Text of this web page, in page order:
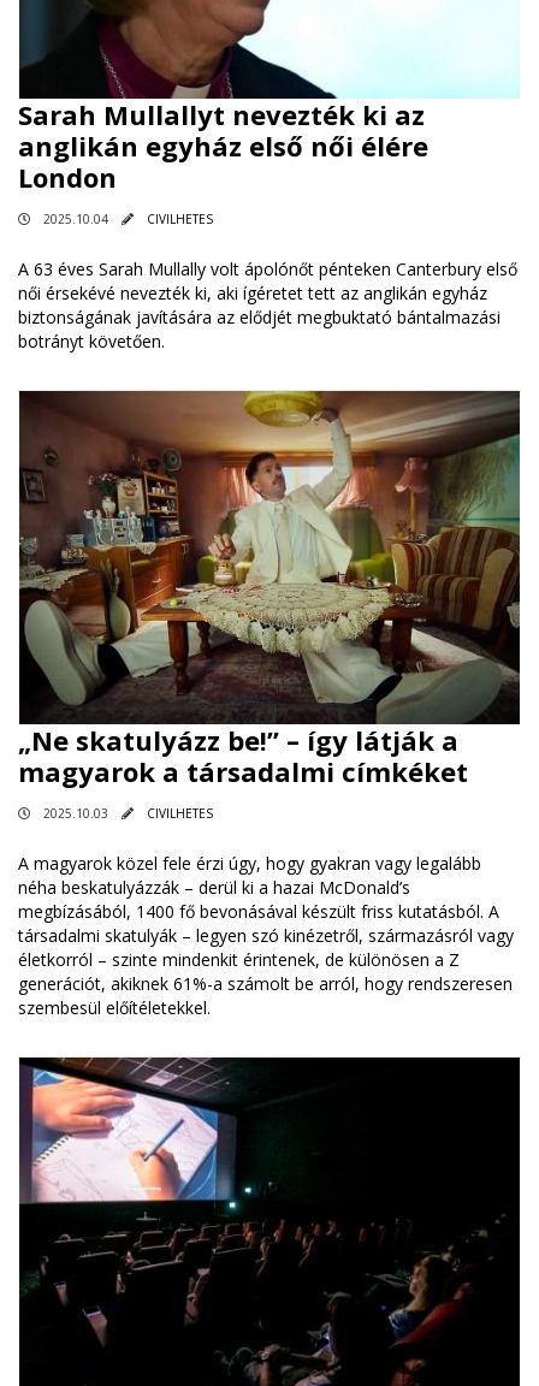
Sarah Mullallyt nevezték ki az
anglikán egyház első női élére
London
2025.10.04 CIVILHETES
A 63 éves Sarah Mullally volt ápolónőt pénteken Canterbury első
női érsekévé nevezték ki, aki ígéretet tett az anglikán egyház
biztonságának javítására az elődjét megbuktató bántalmazási
botrányt követően.
„Ne skatulyázz be!” – így látják a
magyarok a társadalmi címkéket
2025.10.03 CIVILHETES
A magyarok közel fele érzi úgy, hogy gyakran vagy legalább
néha beskatulyázzák – derül ki a hazai McDonald’s
megbízásából, 1400 fő bevonásával készült friss kutatásból. A
társadalmi skatulyák – legyen szó kinézetről, származásról vagy
életkorról – szinte mindenkit érintenek, de különösen a Z
generációt, akiknek 61%-a számolt be arról, hogy rendszeresen
szembesül előítéletekkel.